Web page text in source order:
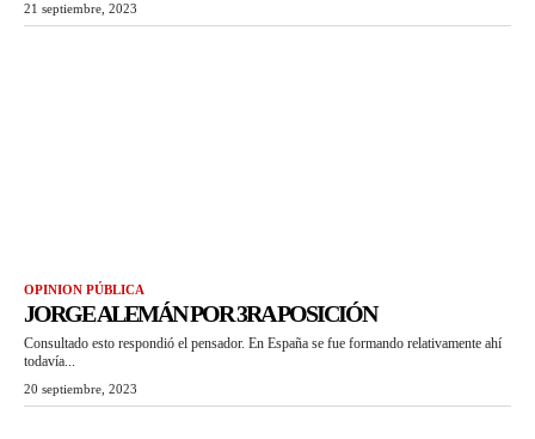
21 septiembre, 2023
OPINION PÚBLICA
JORGE ALEMÁN POR 3RA POSICIÓN
Consultado esto respondió el pensador. En España se fue formando relativamente ahí
todavía...
20 septiembre, 2023